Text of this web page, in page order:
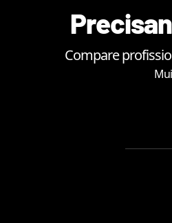
Compare